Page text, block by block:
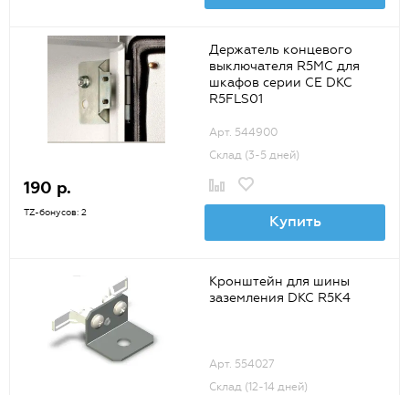
Держатель концевого
выключателя R5MC для
шкафов серии CE DKC
R5FLS01
Арт. 544900
Склад (3-5 дней)
190 р.
TZ-бонусов: 2 Купить
Кронштейн для шины
заземления DKC R5K4
Арт. 554027
Склад (12-14 дней)